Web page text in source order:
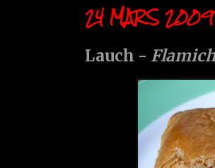
24 MARS 2009
Lauch -